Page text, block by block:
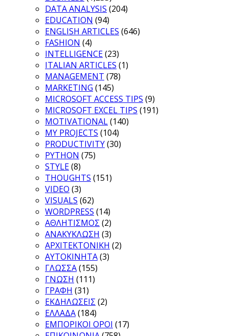
DATA ANALYSIS (204)
EDUCATION (94)
ENGLISH ARTICLES (646)
FASHION (4)
INTELLIGENCE(23)
ITALIAN ARTICLES (1)
MANAGEMENT (78)
MARKETING (145)
MICROSOFT ACCESS TIPS (9)
MICROSOFT EXCEL TIPS (191)
MOTIVATIONAL(140)
MY PROJECTS (104)
PRODUCTIVITY(30)
PYTHON (75)
STYLE(8)
THOUGHTS (151)
VIDEO (3)
VISUALS (62)
WORDPRESS (14)
ΑΘΛΗΤΙΣΜΟΣ (2)
ΑΝΑΚΥΚΛΩΣΗ (3)
ΑΡΧΙΤΕΚΤΟΝΙΚΗ (2)
ΑΥΤΟΚΙΝΗΤΑ(3)
ΓΛΩΣΣΑ(155)
ΓΝΩΣΗ (111)
ΓΡΑΦΗ (31)
ΕΚΔΗΛΩΣΕΙΣ (2)
ΕΛΛΑΔΑ(184)
ΕΜΠΟΡΙΚΟΙ ΟΡΟΙ (17)